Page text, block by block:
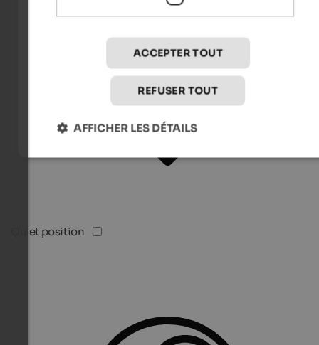
Quiet position
ACCEPTER TOUT
REFUSER TOUT
AFFICHER LES DÉTAILS